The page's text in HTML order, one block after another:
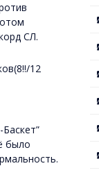
СЛ.
12
было